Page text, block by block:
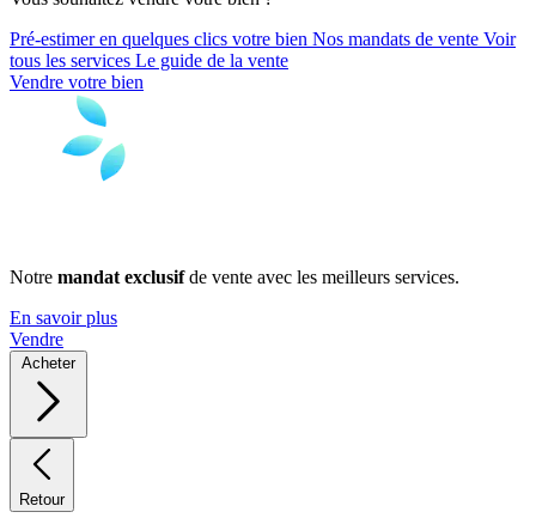
Pré-estimer en quelques clics votre bien Nos mandats de vente Voir
tous les services Le guide de la vente
Vendre votre bien
Notre mandat exclusifde vente avec les meilleurs services.
En savoir plus
Vendre
Acheter
Retour